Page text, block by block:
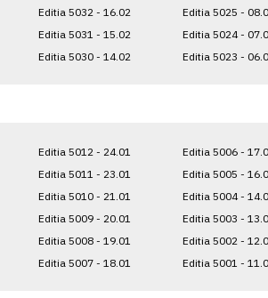
Editia 5032 - 16.02
Editia 5031 - 15.02
Editia 5030 - 14.02
Editia 5025 -
Editia 5024 -
Editia 5023 -
Editia 5012 - 24.01
Editia 5011 - 23.01
Editia 5010 - 21.01
Editia 5009 - 20.01
Editia 5008 - 19.01
Editia 5007 - 18.01
Editia 5006 -
Editia 5005 -
Editia 5004 -
Editia 5003 -
Editia 5002 -
Editia 5001 -